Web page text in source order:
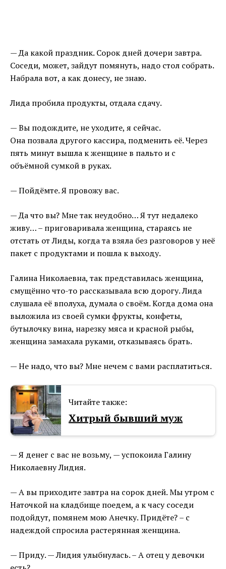
— Да какой праздник. Сорок дней дочери завтра.
Соседи, может, зайдут помянуть, надо стол собрать.
Набрала вот, а как донесу, не знаю.
Лида пробила продукты, отдала сдачу.
— Вы подождите, не уходите, я сейчас.
Она позвала другого кассира, подменить её. Через
пять минут вышла к женщине в пальто и с
объёмной сумкой в руках.
— Пойдёмте. Я провожу вас.
— Да что вы? Мне так неудобно… Я тут недалеко
живу… – приговаривала женщина, стараясь не
отстать от Лиды, когда та взяла без разговоров у неё
пакет с продуктами и пошла к выходу.
Галина Николаевна, так представилась женщина,
смущённо что-то рассказывала всю дорогу. Лида
слушала её вполуха, думала о своём. Когда дома она
выложила из своей сумки фрукты, конфеты,
бутылочку вина, нарезку мяса и красной рыбы,
женщина замахала руками, отказываясь брать.
— Не надо, что вы? Мне нечем с вами расплатиться.
Читайте также:
Хитрый бывший муж
— Я денег с вас не возьму, — успокоила Галину
Николаевну Лидия.
— А вы приходите завтра на сорок дней. Мы утром с
Наточкой на кладбище поедем, а к часу соседи
подойдут, помянем мою Анечку. Придёте? – с
надеждой спросила растерянная женщина.
— Приду. — Лидия улыбнулась. – А отец у девочки